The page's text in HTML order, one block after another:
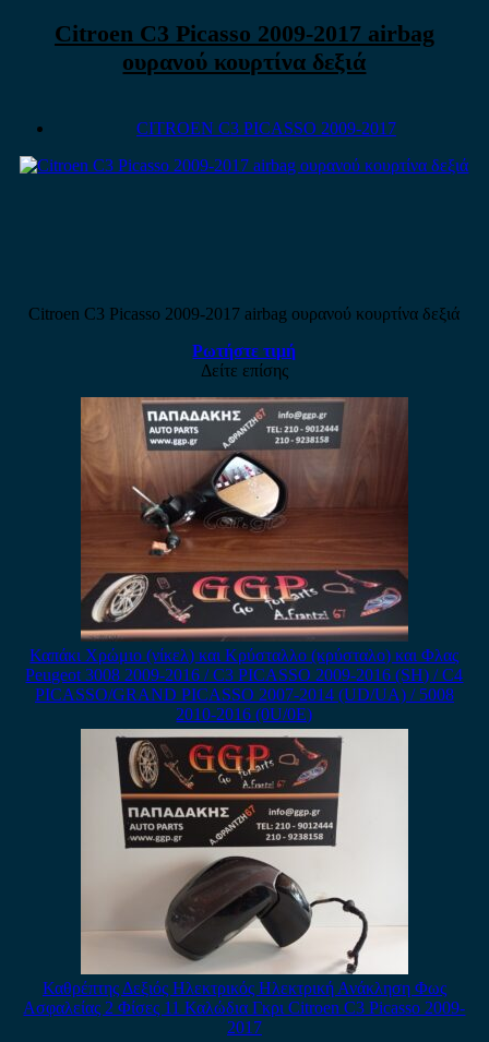
Citroen C3 Picasso 2009-2017 airbag
ουρανού κουρτίνα δεξιά
CITROEN C3 PICASSO 2009-2017
Citroen C3 Picasso 2009-2017 airbag ουρανού κουρτίνα δεξιά
Ρωτήστε τιμή
Δείτε επίσης
Καπάκι Χρώμιο (νίκελ) και Κρύσταλλο (κρύσταλο) και Φλας
Peugeot 3008 2009-2016 / C3 PICASSO 2009-2016 (SH) / C4
PICASSO/GRAND PICASSO 2007-2014 (UD/UA) / 5008
2010-2016 (0U/0E)
Καθρέπτης Δεξιός Ηλεκτρικός Ηλεκτρική Ανάκληση Φως
Ασφαλείας 2 Φίσες 11 Καλώδια Γκρι Citroen C3 Picasso 2009-
2017